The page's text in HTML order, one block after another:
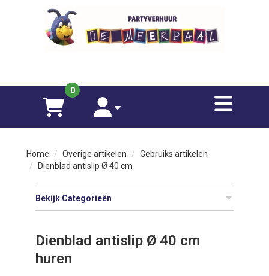
winkelwagen
0
account toggle
sluiten
Contact
Home Overige artikelen
Gebruiks artikelen
Dienblad antislip Ø 40 cm
Bekijk Categorieën
Dienblad antislip Ø 40 cm
huren